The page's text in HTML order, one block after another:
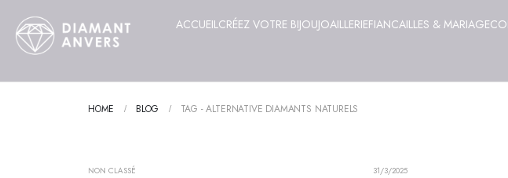
ACCUEILCRÉEZ VOTRE BIJOUJOAILLERIEFIANCAILLES & MARIAGE
HOME BLOG TAG -ALTERNATIVE DIAMANTS NATURELS
NON CLASSÉ 31/3/2025